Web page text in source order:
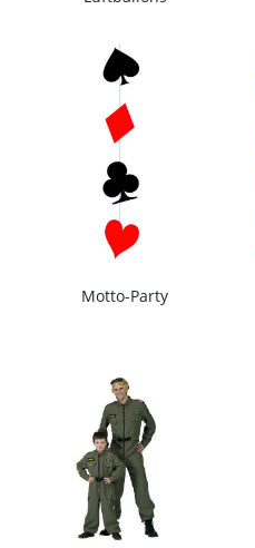
Motto-Party